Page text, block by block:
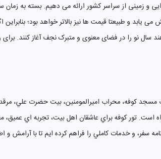
و زمینی از سراسر کشور ارائه می دهیم. بسته به
یابد و طبیعتا قیمت ها نیز بالاتر خواهد بود؛
نو را در فضای معنوی و متبرک نجف آغاز کنند. برای
کوفه، محراب اميرالمومنين، بيت حضرت علي،
و خدمات کاملي را فراهم کرده ايم تا با آرامش و